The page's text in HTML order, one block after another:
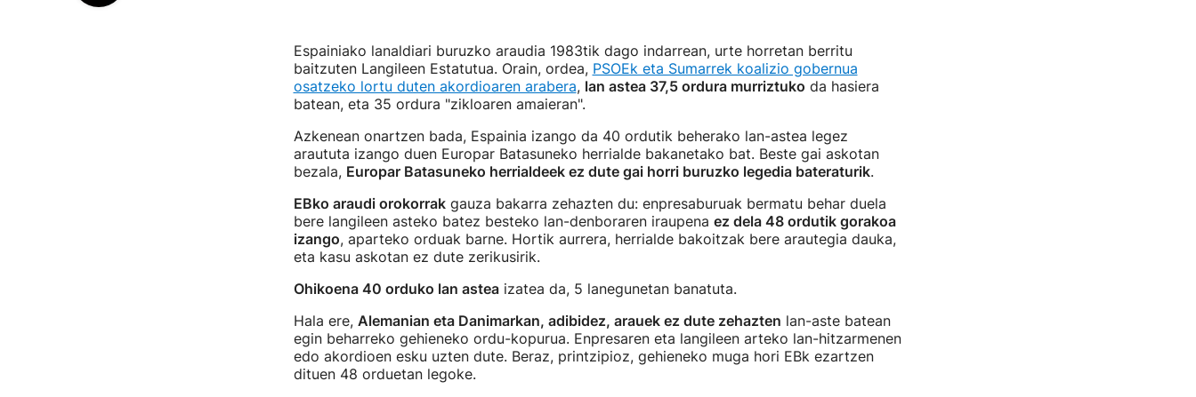
Espainiako lanaldiari buruzko araudia 1983tik dago indarrean, urte horretan berritu
baitzuten Langileen Estatutua. Orain, ordea, PSOEk eta Sumarrek koalizio gobernua
osatzeko lortu duten akordioaren arabera, lan astea 37,5 ordura murriztuko da hasiera
batean, eta 35 ordura "zikloaren amaieran".
Azkenean onartzen bada, Espainia izango da 40 ordutik beherako lan-astea legez
araututa izango duen Europar Batasuneko herrialde bakanetako bat. Beste gai askotan
bezala, Europar Batasuneko herrialdeek ez dute gai horri buruzko legedia bateraturik.
EBko araudi orokorrakgauza bakarra zehazten du: enpresaburuak bermatu behar duela
bere langileen asteko batez besteko lan-denboraren iraupena ez dela 48 ordutik gorakoa
izango, aparteko orduak barne. Hortik aurrera, herrialde bakoitzak bere arautegia dauka,
eta kasu askotan ez dute zerikusirik.
Ohikoena 40 orduko lan asteaizatea da, 5 lanegunetan banatuta.
Hala ere, Alemanian eta Danimarkan, adibidez, arauek ez dute zehazten lan-aste batean
egin beharreko gehieneko ordu-kopurua. Enpresaren eta langileen arteko lan-hitzarmenen
edo akordioen esku uzten dute. Beraz, printzipioz, gehieneko muga hori EBk ezartzen
dituen 48 orduetan legoke.